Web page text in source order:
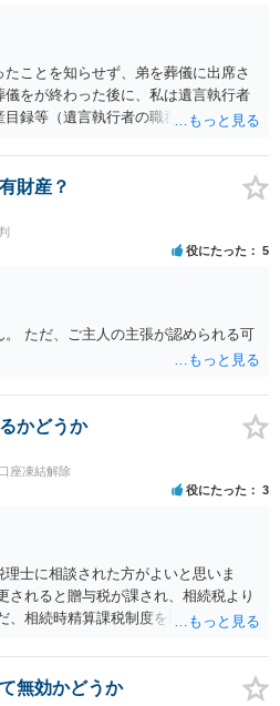
ことを知らせず、弟を葬儀に出席さ
をが終わった後に、私は遺言執行者
録等（遺言執行者の職務）を知らせ
くてもかまいません。 そもそも、そう
言の内容と遺産の総額の通知、公正証
遺留分の請求などがあればそれへの
財産？
役にたった 5
ただ、ご主人の主張が認められる可
かどうか
座凍結解除
役にたった 3
士に相談された方がよいと思いま
されると贈与税が課され、相続税より
、相続時精算課税制度を取れば、実質
かるか計算してもらって どういう方
思います。
無効かどうか